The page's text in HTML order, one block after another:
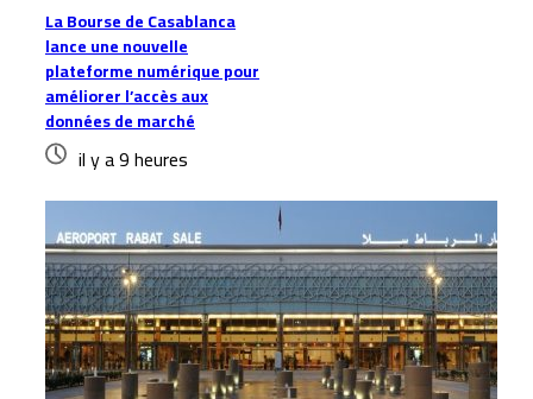
La Bourse de Casablanca
lance une nouvelle
plateforme numérique pour
améliorer l’accès aux
données de marché
il y a 9 heures